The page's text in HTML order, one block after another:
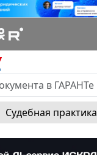
Судебная практика